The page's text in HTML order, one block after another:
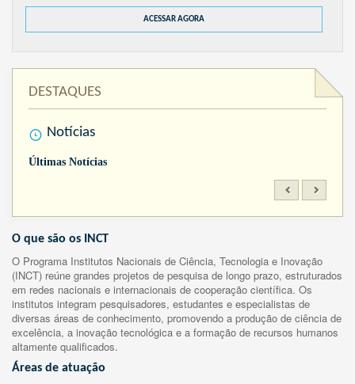
ACESSAR AGORA
DESTAQUES
Notícias
Últimas Notícias
O que são os INCT
O Programa Institutos Nacionais de Ciência, Tecnologia e Inovação
(INCT) reúne grandes projetos de pesquisa de longo prazo, estruturados
em redes nacionais e internacionais de cooperação científica. Os
institutos integram pesquisadores, estudantes e especialistas de
diversas áreas de conhecimento, promovendo a produção de ciência de
excelência, a inovação tecnológica e a formação de recursos humanos
altamente qualificados.
Áreas de atuação